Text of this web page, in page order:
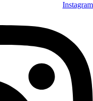
Instagram